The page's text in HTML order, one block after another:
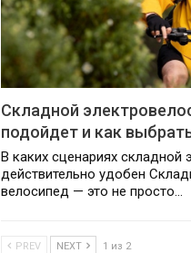
Складной
подойдет и как
В каких сценариях складной
действительно удобен
велосипед — это не просто…
PREV NEXT 1 из 2